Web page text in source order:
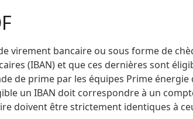
virement bancaire ou sous forme de
(IBAN) et que ces dernières sont
de prime par les équipes Prime énergie
un IBAN doit correspondre à un
doivent être strictement identiques à